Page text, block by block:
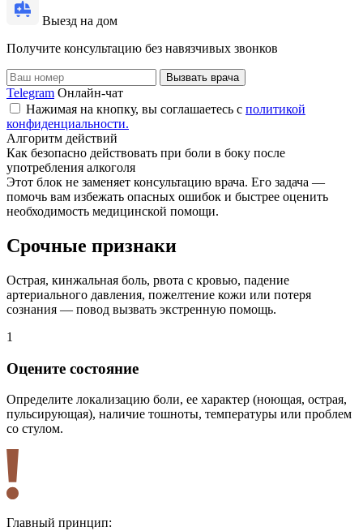
Выезд на дом
Получите консультацию без навязчивых звонков
Вызвать врача
Telegram Онлайн-чат
Нажимая на кнопку, вы соглашаетесь с политикой
конфиденциальности.
Алгоритм действий
Как безопасно действовать при боли в боку после
употребления алкоголя
Этот блок не заменяет консультацию врача. Его задача —
помочь вам избежать опасных ошибок и быстрее оценить
необходимость медицинской помощи.
Срочные признаки
Острая, кинжальная боль, рвота с кровью, падение
артериального давления, пожелтение кожи или потеря
сознания — повод вызвать экстренную помощь.
1
Оцените состояние
Определите локализацию боли, ее характер (ноющая, острая,
пульсирующая), наличие тошноты, температуры или проблем
со стулом.
Главный принцип: